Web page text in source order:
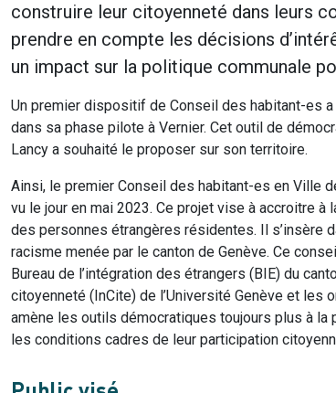
construire leur citoyenneté dans leurs
prendre en compte les décisions
un impact sur la politique communale
Un premier dispositif de Conseil des habitant-es
dans sa phase pilote à Vernier. Cet outil de
Lancy a souhaité le proposer sur son territoire.
Ainsi, le premier Conseil des habitant-es en Ville
vu le jour en mai 2023. Ce projet vise à accroitre
des personnes étrangères résidentes. Il s’insère
racisme menée par le canton de Genève. Ce
Bureau de l’intégration des étrangers (BIE) du
citoyenneté (InCite) de l’Université Genève et
amène les outils démocratiques toujours plus à
les conditions cadres de leur participation